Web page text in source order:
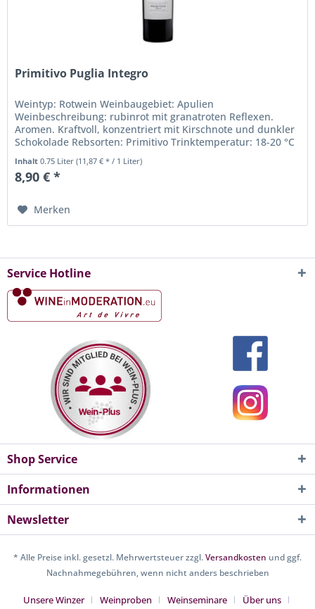
Primitivo Puglia Integro
Weintyp: Rotwein Weinbaugebiet: Apulien
Weinbeschreibung: rubinrot mit granatroten Reflexen.
Aromen. Kraftvoll, konzentriert mit Kirschnote und dunkler
Schokolade Rebsorten: Primitivo Trinktemperatur: 18-20 °C
Alkohohlgehalt in %: 14...
Inhalt0.75 Liter(11,87 € * / 1 Liter)
8,90 € *
Merken
Service Hotline
Shop Service
Informationen
Newsletter
* Alle Preise inkl. gesetzl. Mehrwertsteuer zzgl.Versandkosten und ggf.
Nachnahmegebühren, wenn nicht anders beschrieben
Unsere Winzer Weinproben Weinseminare Über uns